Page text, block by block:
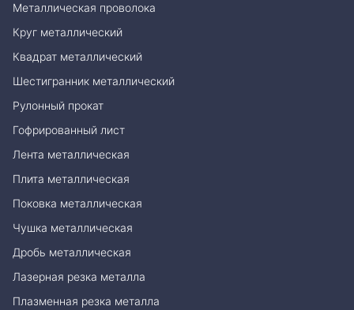
Металлическая проволока
Круг металлический
Квадрат металлический
Шестигранник металлический
Рулонный прокат
Гофрированный лист
Лента металлическая
Плита металлическая
Поковка металлическая
Чушка металлическая
Дробь металлическая
Лазерная резка металла
Плазменная резка металла